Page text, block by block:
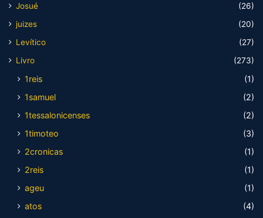
Josué
(26)
juizes
(20)
Levítico
(27)
Livro
(273)
1reis
(1)
1samuel
(2)
1tessalonicenses
(2)
1timoteo
(3)
2cronicas
(1)
2reis
(1)
ageu
(1)
atos
(4)